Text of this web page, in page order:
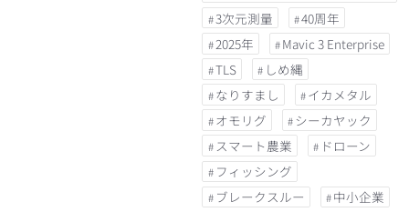
3次元測量
40周年
2025年
Mavic 3 Enterprise
TLS
しめ縄
なりすまし
イカメタル
オモリグ
シーカヤック
スマート農業
ドローン
フィッシング
ブレークスルー
中小企業